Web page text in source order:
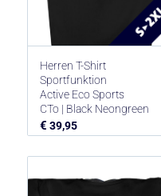
Herren T-Shirt
Sportfunktion
Active Eco Sports
CTo | Black Neongreen
€ 39,95